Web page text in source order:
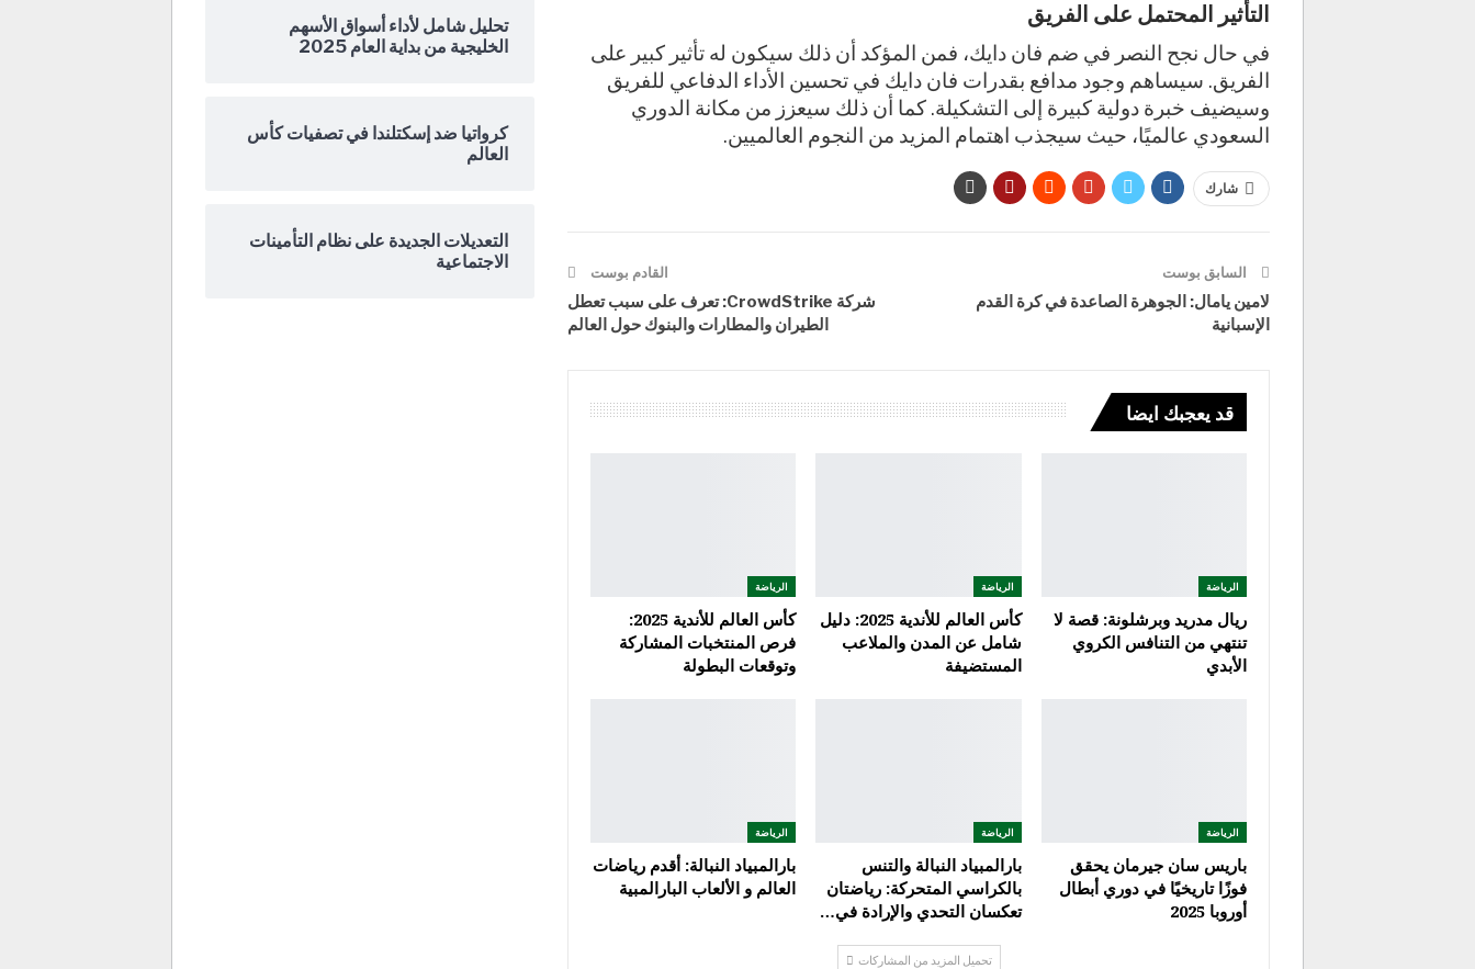
التأثير المحتمل على الفريق
في حال نجح النصر في ضم فان دايك، فمن المؤكد أن ذلك سيكون له تأثير كبير على
الفريق. سيساهم وجود مدافع بقدرات فان دايك في تحسين الأداء الدفاعي للفريق
وسيضيف خبرة دولية كبيرة إلى التشكيلة. كما أن ذلك سيعزز من مكانة الدوري
السعودي عالميًا، حيث سيجذب اهتمام المزيد من النجوم العالميين.
شارك
السابق بوست
لامين يامال: الجوهرة الصاعدة في كرة القدم
الإسبانية
القادم بوست
شركة CrowdStrike: تعرف على سبب تعطل
الطيران والمطارات والبنوك حول العالم
قد يعجبك ايضا
الرياضة
ريال مدريد وبرشلونة: قصة لا
تنتهي من التنافس الكروي
الأبدي
الرياضة
كأس العالم للأندية 2025: دليل
شامل عن المدن والملاعب
المستضيفة
الرياضة
كأس العالم للأندية 2025:
فرص المنتخبات المشاركة
وتوقعات البطولة
الرياضة
باريس سان جيرمان يحقق
فوزًا تاريخيًا في دوري أبطال
أوروبا 2025
الرياضة
بارالمبياد النبالة والتنس
بالكراسي المتحركة: رياضتان
تعكسان التحدي والإرادة في…
الرياضة
بارالمبياد النبالة: أقدم رياضات
العالم و الألعاب البارالمبية
تحميل المزيد من المشاركات
تحليل شامل لأداء أسواق الأسهم
الخليجية من بداية العام 2025
كرواتيا ضد إسكتلندا في تصفيات كأس
العالم
التعديلات الجديدة على نظام التأمينات
الاجتماعية